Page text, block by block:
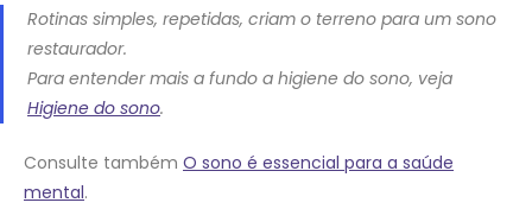
Rotinas simples, repetidas, criam o terreno para um sono
restaurador.
Para entender mais a fundo a higiene do sono, veja
Higiene do sono.
Consulte também O sono é essencial para a saúde
mental.